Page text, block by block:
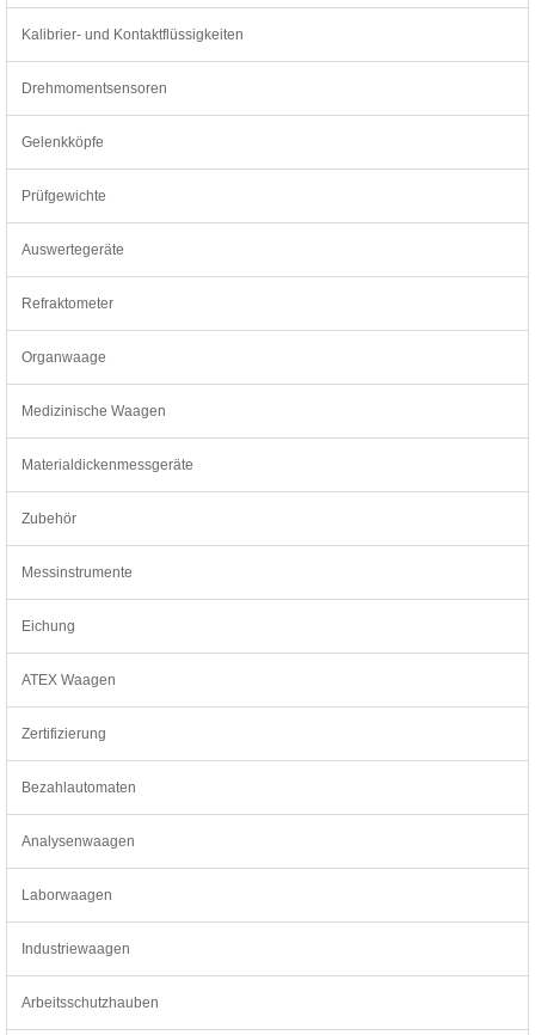
Kalibrier- und Kontaktflüssigkeiten
Drehmomentsensoren
Gelenkköpfe
Prüfgewichte
Auswertegeräte
Refraktometer
Organwaage
Medizinische Waagen
Materialdickenmessgeräte
Zubehör
Messinstrumente
Eichung
ATEX Waagen
Zertifizierung
Bezahlautomaten
Analysenwaagen
Laborwaagen
Industriewaagen
Arbeitsschutzhauben